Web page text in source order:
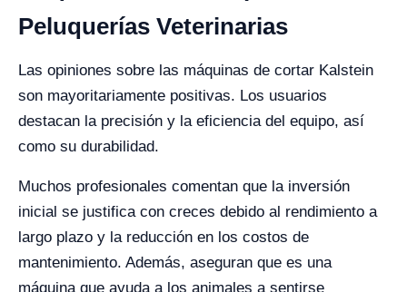
Peluquerías Veterinarias
Las opiniones sobre las máquinas de cortar Kalstein
son mayoritariamente positivas. Los usuarios
destacan la precisión y la eficiencia del equipo, así
como su durabilidad.
Muchos profesionales comentan que la inversión
inicial se justifica con creces debido al rendimiento a
largo plazo y la reducción en los costos de
mantenimiento. Además, aseguran que es una
máquina que ayuda a los animales a sentirse